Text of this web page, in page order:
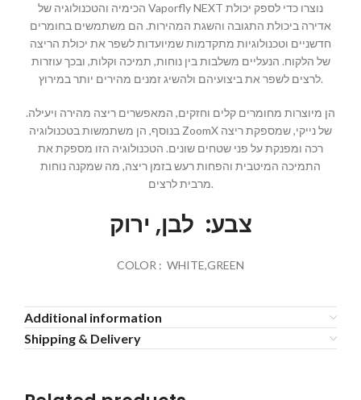
הכימיה והטכנולוגיה של Vaporfly NEXT נוצרו כדי לספק יכולת
אדירה ביכולת התגובה והשגת המהירות. הם משתמשים בחומרים
חדשניים וטכנולוגיות מתקדמות שמיועדות לשפר את יכולת הריצה
של הלקוח. הנעליים משלבות בין נוחות, תמיכה וקלות, ובכך עוזרות
לרצים לשפר את ביצועיהם ולהשיג זמנים מהירים יותר במירוץ.
הן מיוצרות מחומרים קלים וחזקים, המאפשרים ריצה מהירה ויעילה.
בנוסף, הן משתמשות בטכנולוגיה ZoomX של נייקי, שמספקת ריצה
רכה ומפנקת על פני שטחים שונים. הטכנולוגיה הזו מספקת את
התמיכה המיטבית והפחות רעש בזמן ריצה, מה שמקנה נוחות
מרבית לרצים.
צבע: לבן, ירוק
COLOR : WHITE,GREEN
Additional information
Shipping & Delivery